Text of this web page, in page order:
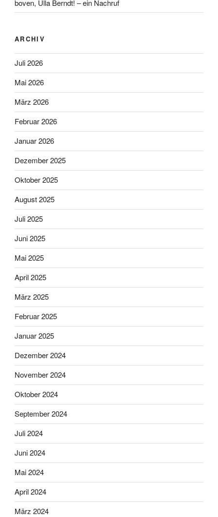
boven, Ulla Berndt! – ein Nachruf
ARCHIV
Juli 2026
Mai 2026
März 2026
Februar 2026
Januar 2026
Dezember 2025
Oktober 2025
August 2025
Juli 2025
Juni 2025
Mai 2025
April 2025
März 2025
Februar 2025
Januar 2025
Dezember 2024
November 2024
Oktober 2024
September 2024
Juli 2024
Juni 2024
Mai 2024
April 2024
März 2024